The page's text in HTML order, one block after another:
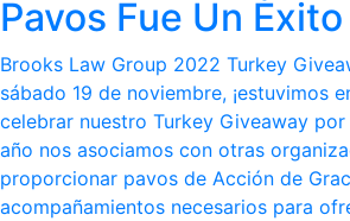
Pavos Fue Un Éxito
Brooks Law Group 2022 Turkey
sábado 19 de noviembre, ¡estuvimos
celebrar nuestro Turkey Giveaway
año nos asociamos con otras
proporcionar pavos de Acción de
acompañamientos necesarios para